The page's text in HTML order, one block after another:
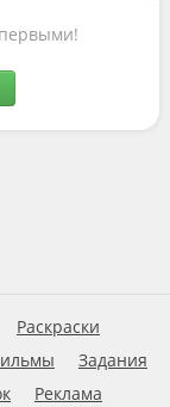
Раскраски
Задания
Реклама